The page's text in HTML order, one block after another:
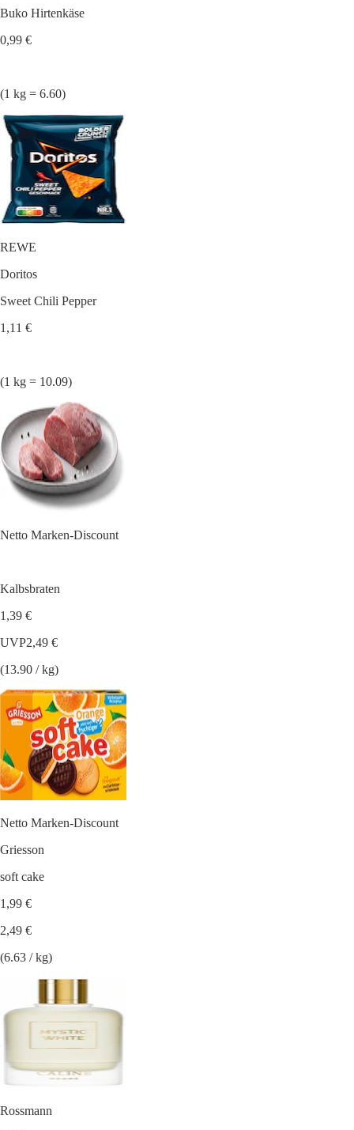
Buko Hirtenkäse
0,99 €
(1 kg = 6.60)
REWE
Doritos
Sweet Chili Pepper
1,11 €
(1 kg = 10.09)
Netto Marken-Discount
Kalbsbraten
1,39 €
UVP2,49 €
(13.90 / kg)
Netto Marken-Discount
Griesson
soft cake
1,99 €
2,49 €
(6.63 / kg)
Rossmann